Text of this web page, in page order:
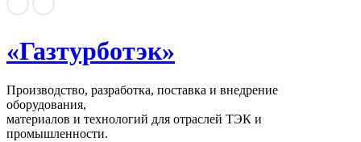
«Газтурботэк»
Производство, разработка, поставка и внедрение
оборудования,
материалов и технологий для отраслей ТЭК и
промышленности.